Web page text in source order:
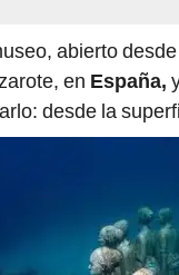
abierto
en España,
desde la